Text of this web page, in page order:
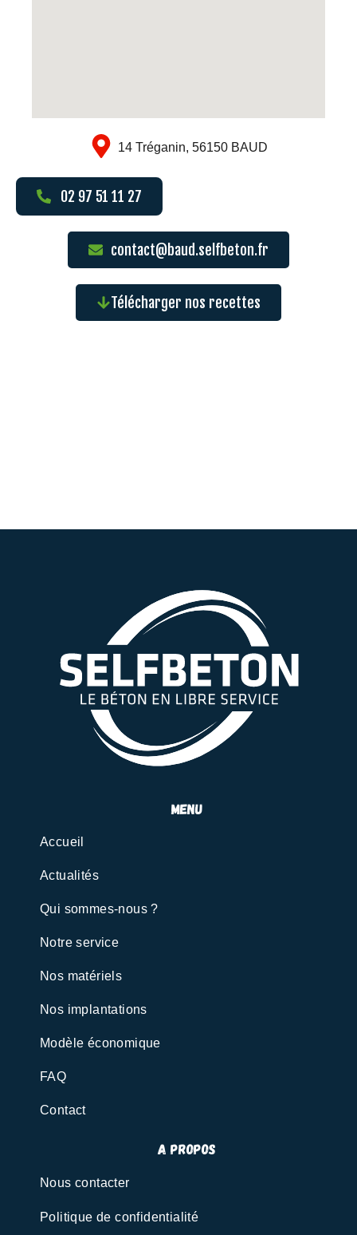
14 Tréganin, 56150 BAUD
02 97 51 11 27
contact@baud.selfbeton.fr
Télécharger nos recettes
menu
Accueil
Actualités
Qui sommes-nous ?
Notre service
Nos matériels
Nos implantations
Modèle économique
FAQ
Contact
A propos
Nous contacter
Politique de confidentialité